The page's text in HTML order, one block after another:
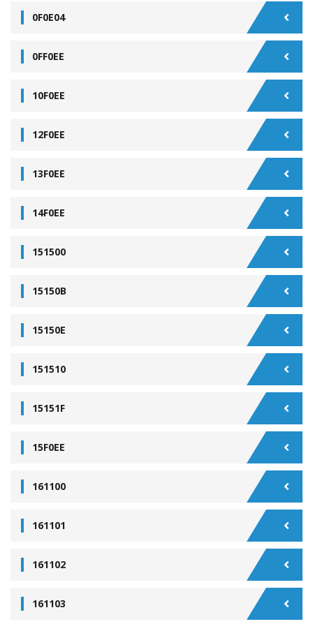
0F0E04
0FF0EE
10F0EE
12F0EE
13F0EE
14F0EE
151500
15150B
15150E
151510
15151F
15F0EE
161100
161101
161102
161103